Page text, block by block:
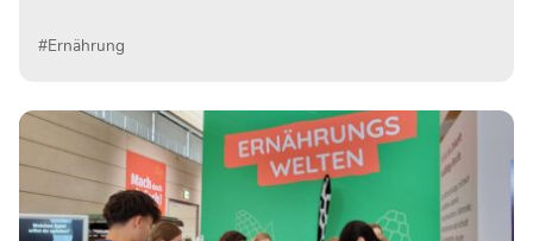
Bakterienstämme enthalten. Allerdings können neben
gesundheitsfördernden gleichermaßen auch
Bundesinstitut für Risikobewertung (BfR) von dem Verzehr
von Rohmilch vor allem für vulnerable Bevölkerungsgruppen
weiterhin ab.
#Ernährung